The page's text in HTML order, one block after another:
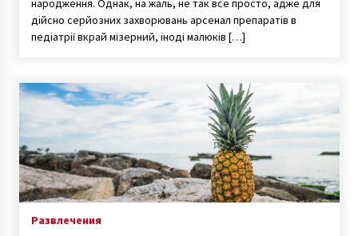
народження. Однак, на жаль, не так все просто, адже для
дійсно серйозних захворювань арсенал препаратів в
педіатрії вкрай мізерний, іноді малюків […]
Развлечения